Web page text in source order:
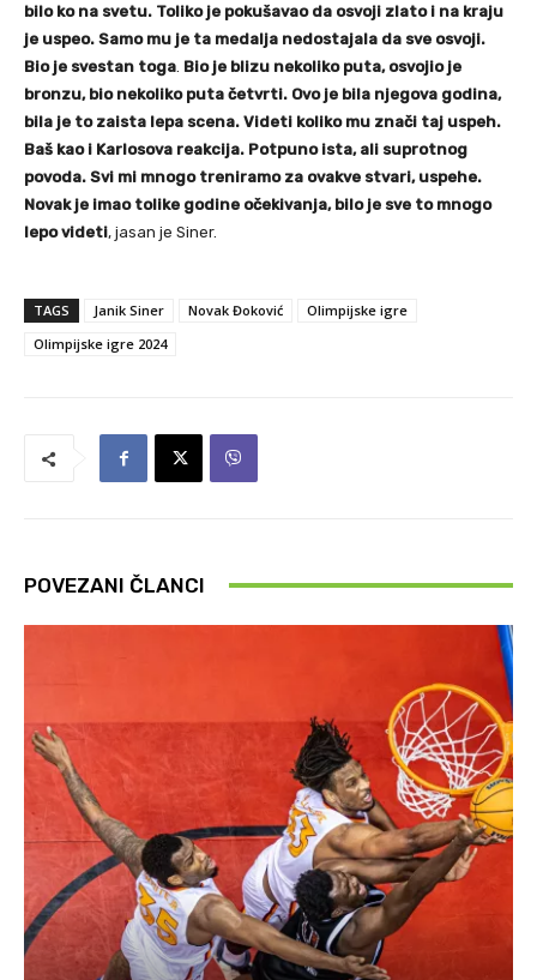
bilo ko na svetu. Toliko je pokušavao da osvoji zlato i na kraju
je uspeo. Samo mu je ta medalja nedostajala da sve osvoji.
Bio je svestan toga Bio je blizu nekoliko puta, osvojio je
bronzu, bio nekoliko puta četvrti. Ovo je bila njegova godina,
bila je to zaista lepa scena. Videti koliko mu znači taj uspeh.
Baš kao i Karlosova reakcija. Potpuno ista, ali suprotnog
povoda. Svi mi mnogo treniramo za ovakve stvari, uspehe.
Novak je imao tolike godine očekivanja, bilo je sve to mnogo
lepo videti, jasan je Siner.
TAGS Janik Siner Novak Đoković
Olimpijske igre
Olimpijske igre 2024
POVEZANI ČLANCI